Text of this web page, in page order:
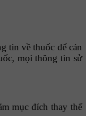
tin về thuốc để cán
mọi thông tin sử
mục đích thay thế